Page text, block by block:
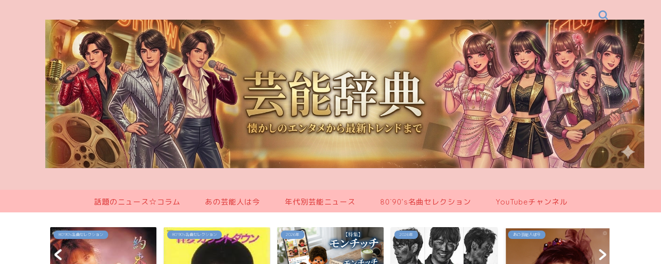
話題のニュース☆コラム あの芸能人は今 年代別芸能ニュース 80`90’s名曲セレクション YouTubeチャンネル
80`90's名曲セレクション 2026年 2026年 あの芸能人は今 あの芸能人は今